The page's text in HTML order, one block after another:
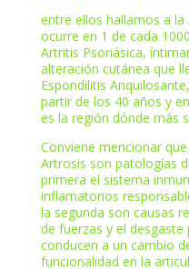
entre ellos hallamos a la
ocurre en 1 de cada
Artritis Psoriásica,
alteración cutánea que
Espondilitis
partir de los 40 años y
es la región dónde más
Conviene mencionar
Artrosis son patologías
primera el sistema
inflamatorios
la segunda son causas
de fuerzas y el
conducen a un cambio
funcionalidad en la